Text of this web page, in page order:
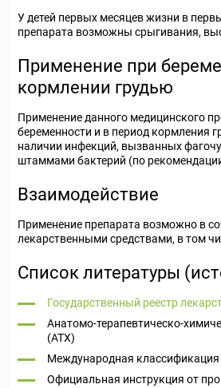
У детей первых месяцев жизни в
препарата возможны срыгивания,
Применение при
кормлении грудью
Применение данного медицинского
беременности и в период кормления
наличии инфекций, вызванных
штаммами бактерий (по
Взаимодействие
Применение препарата возможно в
лекарственными средствами, в том
Список литературы
Государственный реестр
Анатомо-терапевтическо-
(ATX)
Международная
Официальная инструкция от